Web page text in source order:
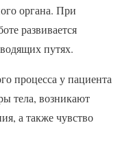
органа. При
развивается
путях.
процесса у пациента
тела, возникают
а также чувство